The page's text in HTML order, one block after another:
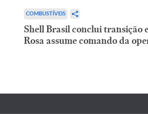
COMBUSTÍVEIS
Shell Brasil conclui transição
Rosa assume comando da